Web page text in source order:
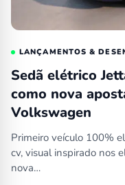
LANÇAMENTOS &
Sedã elétrico
como nova
Volkswagen
Primeiro veículo 100%
cv, visual inspirado nos
nova…